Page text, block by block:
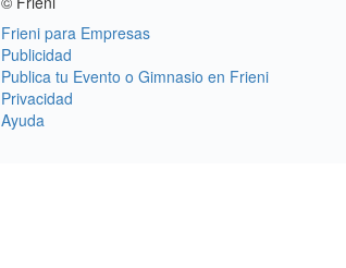
Frieni para Empresas
Publicidad
Publica tu Evento o Gimnasio en Frieni
Privacidad
Ayuda